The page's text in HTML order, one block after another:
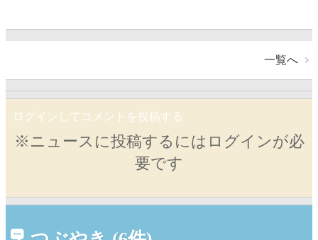
一覧へ
ログインしてコメントを投稿する
※ニュースに投稿するにはログインが必
要です